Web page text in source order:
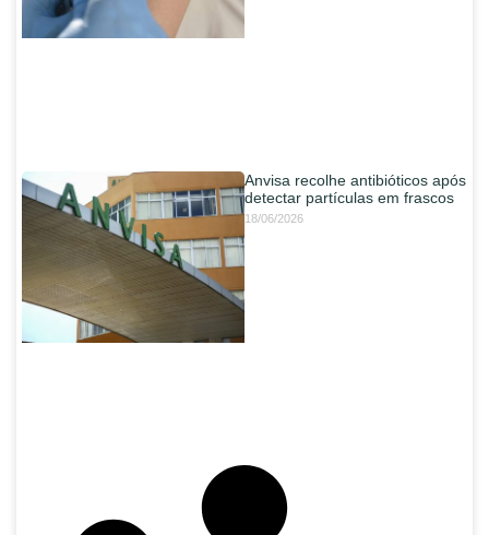
Anvisa recolhe antibióticos após
detectar partículas em frascos
18/06/2026